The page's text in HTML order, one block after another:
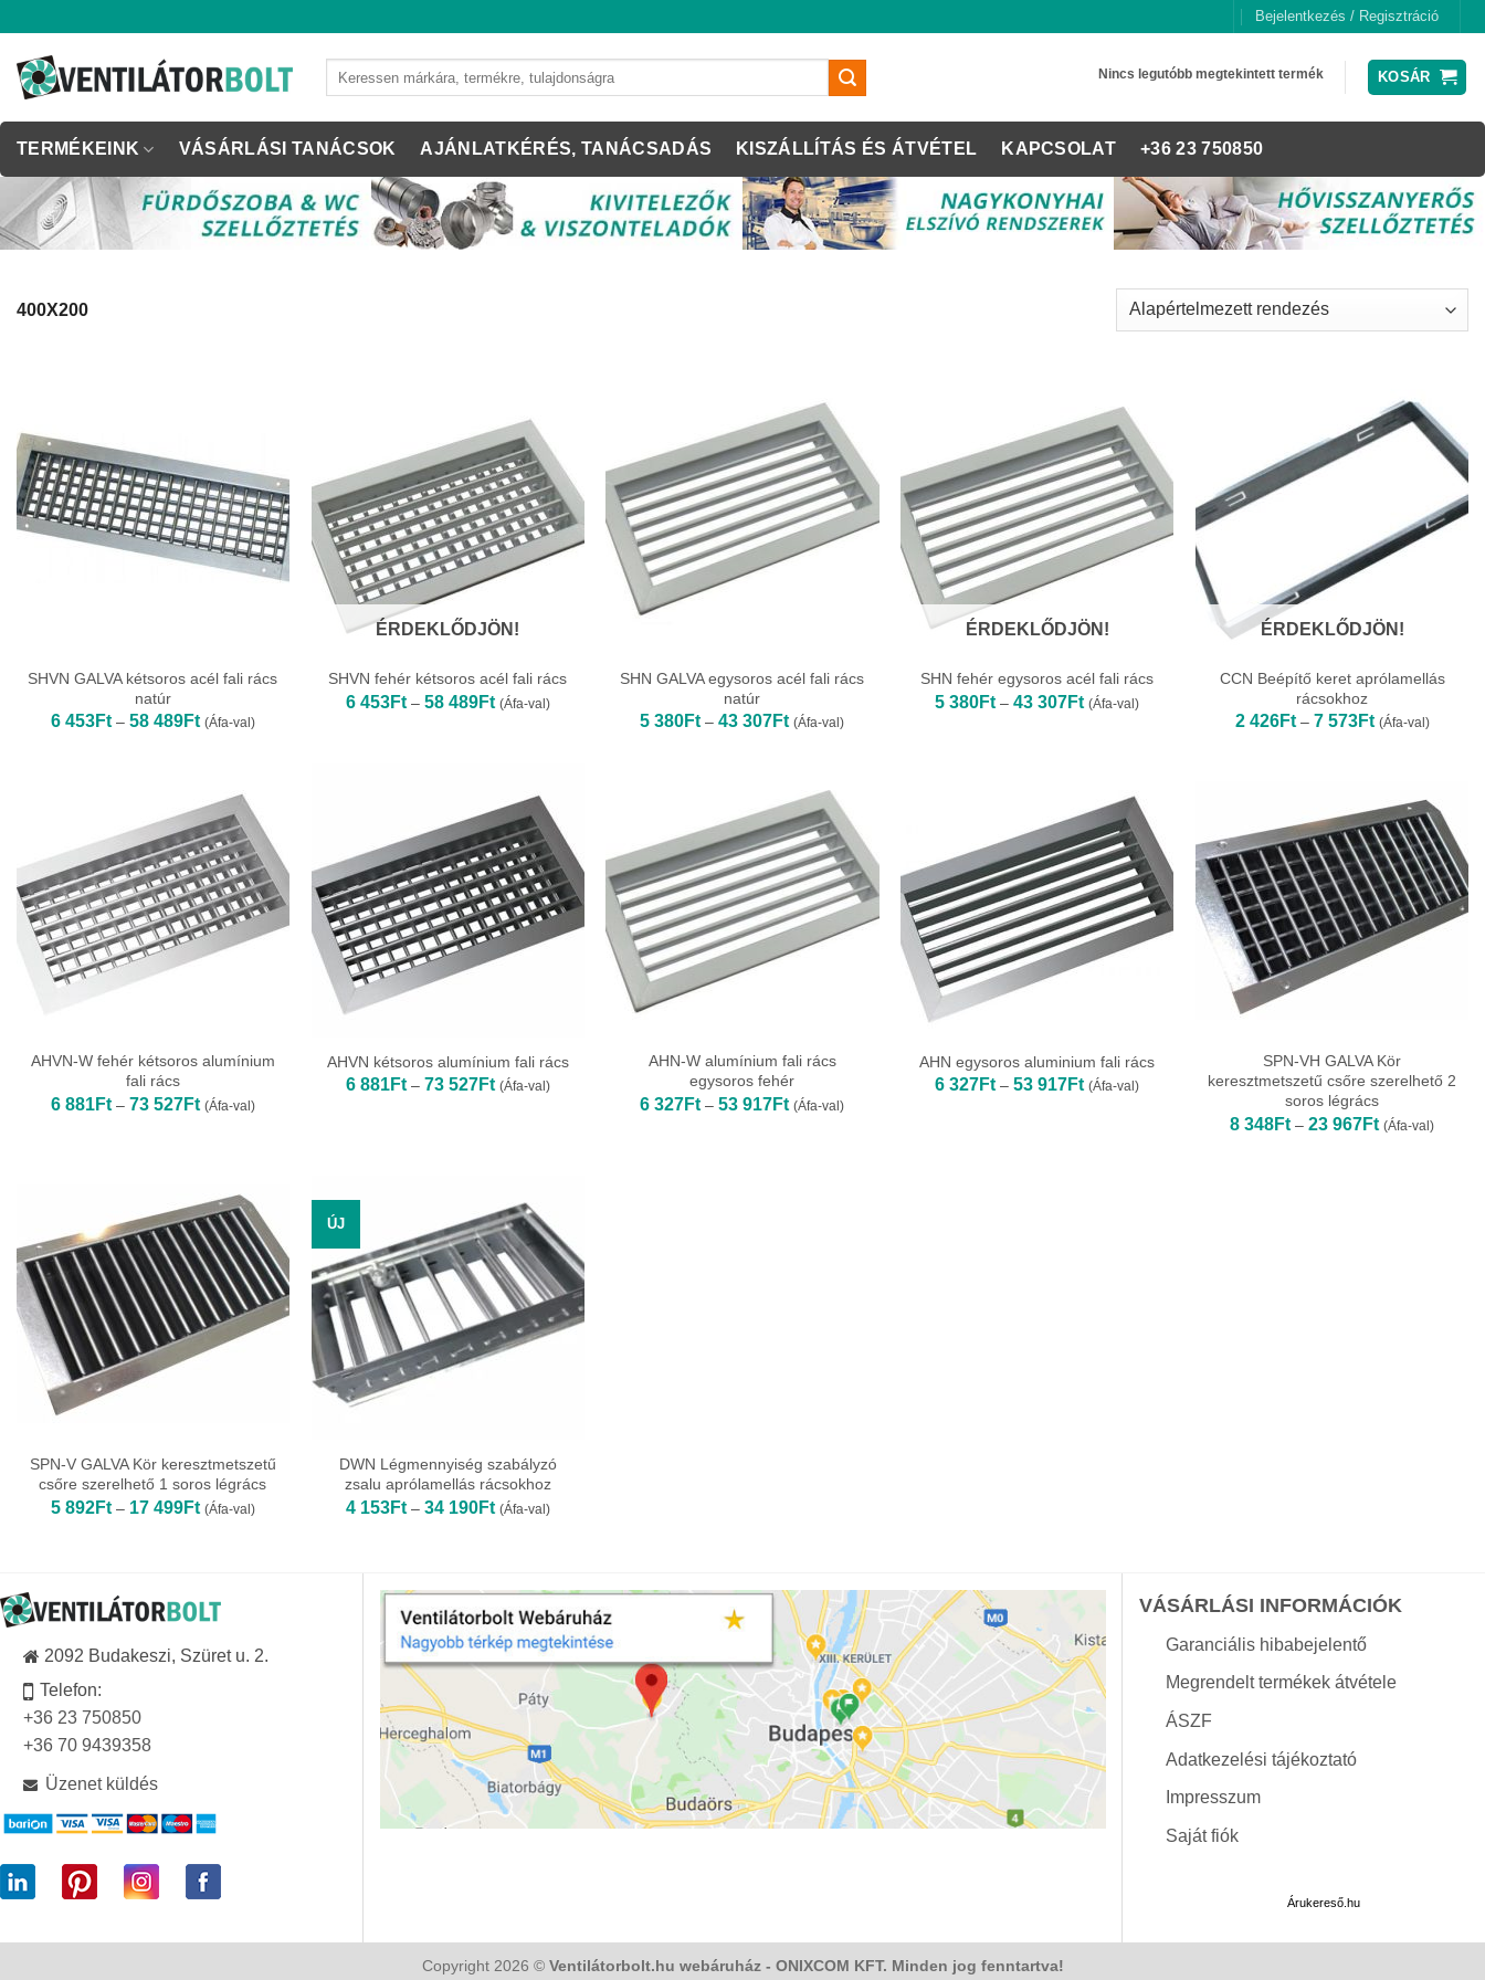
content
Bejelentkezés / Regisztráció
Nincs legutóbb megtekintett termék KOSÁR
TERMÉKEINK VÁSÁRLÁSI TANÁCSOK AJÁNLATKÉRÉS, TANÁCSADÁS KISZÁLLÍTÁS ÉS ÁTVÉTEL KAPCSOLAT +36 23 750850
400X200
SHVN GALVA kétsoros acél fali rács
natúr
6 453Ft – 58 489FtÁrtartomány:
6
489Ft
(Áfa-val)
ÉRDEKLŐDJÖN!
SHVN fehér kétsoros acél fali rács
6 453Ft – 58 489FtÁrtartomány:
6
(Áfa-val)
SHN GALVA egysoros acél fali rács
natúr
5 380Ft – 43 307FtÁrtartomány:
5
307Ft
(Áfa-val)
ÉRDEKLŐDJÖN!
SHN fehér egysoros acél fali rács
5 380Ft – 43 307FtÁrtartomány:
5
(Áfa-val)
ÉRDEKLŐDJÖN!
CCN Beépítő keret aprólamellás
rácsokhoz
2 426Ft – 7 573FtÁrtartomány:
2
(Áfa-val)
AHVN-W fehér kétsoros alumínium
fali rács
6 881Ft – 73 527FtÁrtartomány:
6
(Áfa-val)
AHVN kétsoros alumínium fali rács
6 881Ft – 73 527FtÁrtartomány:
6
(Áfa-val)
AHN-W alumínium fali rács
egysoros fehér
6 327Ft – 53 917FtÁrtartomány:
6
(Áfa-val)
AHN egysoros aluminium fali rács
6 327Ft – 53 917FtÁrtartomány:
6
(Áfa-val)
SPN-VH GALVA Kör
keresztmetszetű csőre szerelhető 2
soros légrács
8 348Ft – 23 967FtÁrtartomány:
8
(Áfa-val)
SPN-V GALVA Kör keresztmetszetű
csőre szerelhető 1 soros légrács
5 892Ft – 17 499FtÁrtartomány:
5
(Áfa-val)
ÚJ
DWN Légmennyiség szabályzó
zsalu aprólamellás rácsokhoz
4 153Ft – 34 190FtÁrtartomány:
4
(Áfa-val)
2092 Budakeszi, Szüret u. 2.
Telefon:
+36 23 750850
+36 70 9439358
Üzenet küldés
VÁSÁRLÁSI INFORMÁCIÓK
Garanciális hibabejelentő
Megrendelt termékek átvétele
ÁSZF
Adatkezelési tájékoztató
Impresszum
Saját fiók
Árukereső.hu
Copyright 2026 © Ventilátorbolt.hu webáruház - ONIXCOM KFT. Minden jog fenntartva!